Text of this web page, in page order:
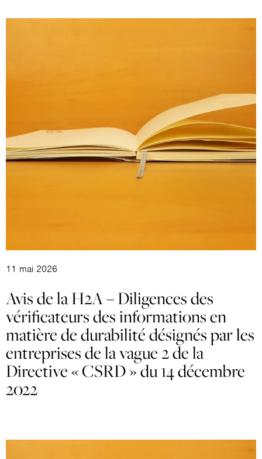
11 mai 2026
Avis de la H2A – Diligences des
vérificateurs des informations en
matière de durabilité désignés par les
entreprises de la vague 2 de la
Directive « CSRD » du 14 décembre
2022